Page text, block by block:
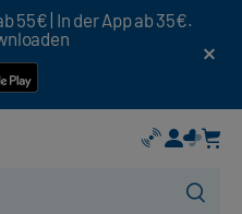
55€ | In der App ab 35€.